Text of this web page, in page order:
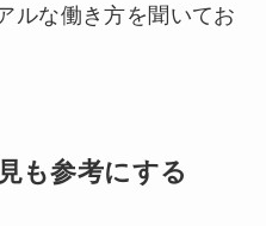
ルな働き方を聞いてお
も参考にする